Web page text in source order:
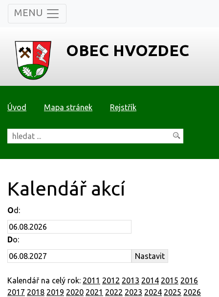
MENU
OBEC HVOZDEC
Úvod Mapa stránek Rejstřík
Kalendář akcí
Od:
Do:
Kalendář na celý rok: 2011 2012 2013 2014 2015 2016
2017 2018 2019 2020 2021 2022 2023 2024 2025 2026